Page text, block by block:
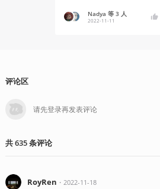
Nadya 等 3 人
2022-11-11
评论区
共635条评论
RoyRen ・ 2022-11-18